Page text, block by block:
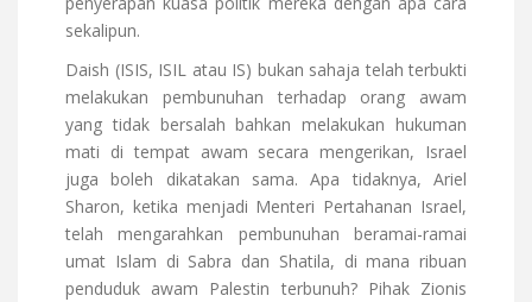
sekalipun.
Daish (ISIS, ISIL atau IS) bukan sahaja telah terbukti
melakukan pembunuhan terhadap orang awam
yang tidak bersalah bahkan melakukan hukuman
mati di tempat awam secara mengerikan, Israel
juga boleh dikatakan sama. Apa tidaknya, Ariel
Sharon, ketika menjadi Menteri Pertahanan Israel,
telah mengarahkan pembunuhan beramai-ramai
umat Islam di Sabra dan Shatila, di mana ribuan
penduduk awam Palestin terbunuh? Pihak Zionis